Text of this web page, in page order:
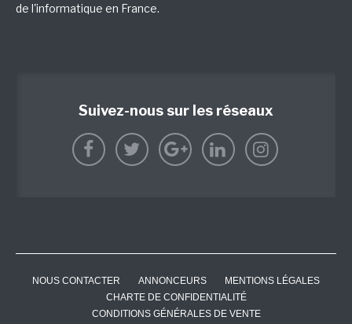
de l'informatique en France.
Suivez-nous sur les réseaux
NOUS CONTACTER ANNONCEURS
MENTIONS LÉGALES
CHARTE DE CONFIDENTIALITÉ
CONDITIONS GÉNÉRALES DE VENTE